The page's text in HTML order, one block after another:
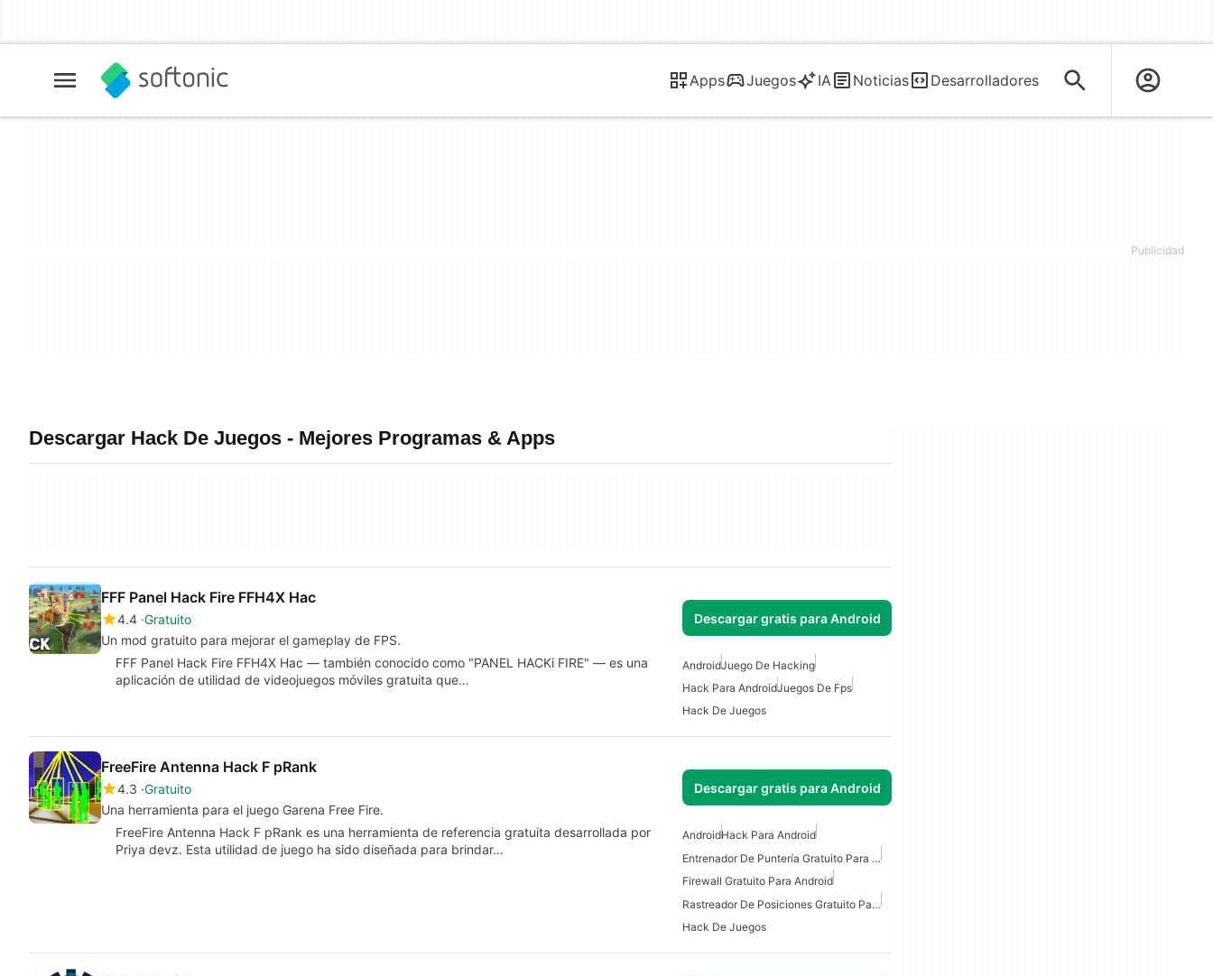
Apps Juegos IA Noticias Desarrolladores
Descargar Hack De Juegos - Mejores Programas & Apps
FFF Panel Hack Fire FFH4X Hac
4.4 Gratuito
Un mod gratuito para mejorar el gameplay de FPS.
Descargar gratis para Android
FFF Panel Hack Fire FFH4X Hac — también conocido como "PANEL HACKi FIRE" — es una
aplicación de utilidad de videojuegos móviles gratuita que…
AndroidJuego De Hacking
Hack Para AndroidJuegos De Fps
Hack De Juegos
FreeFire Antenna Hack F pRank
4.3 Gratuito
Una herramienta para el juego Garena Free Fire.
Descargar gratis para Android
FreeFire Antenna Hack F pRank es una herramienta de referencia gratuita desarrollada por
Priya devz. Esta utilidad de juego ha sido diseñada para brindar…
AndroidHack Para Android
Entrenador De Puntería Gratuito Para Android
Firewall Gratuito Para Android
Rastreador De Posiciones Gratuito Para Android
Hack De Juegos